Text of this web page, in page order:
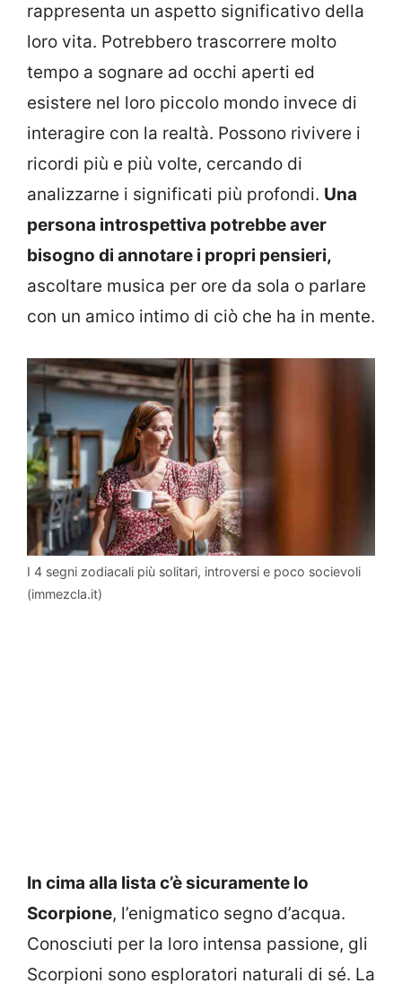
rappresenta un aspetto significativo della
loro vita. Potrebbero trascorrere molto
tempo a sognare ad occhi aperti ed
esistere nel loro piccolo mondo invece di
interagire con la realtà. Possono rivivere i
ricordi più e più volte, cercando di
analizzarne i significati più profondi. Una
persona introspettiva potrebbe aver
bisogno di annotare i propri pensieri,
ascoltare musica per ore da sola o parlare
con un amico intimo di ciò che ha in mente.
I 4 segni zodiacali più solitari, introversi e poco socievoli
(immezcla.it)
In cima alla lista c’è sicuramente lo
Scorpione, l’enigmatico segno d’acqua.
Conosciuti per la loro intensa passione, gli
Scorpioni sono esploratori naturali di sé. La